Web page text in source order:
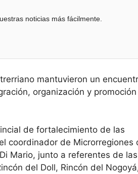
noticias más fácilmente.
mantuvieron un
organización y promoción
de fortalecimiento de las
coordinador de Microrregiones
Mario, junto a referentes de las
del Doll, Rincón del